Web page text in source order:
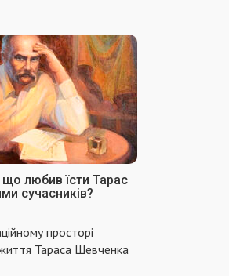
любив їсти Тарас
сучасників?
просторі
життя Тараса Шевченка